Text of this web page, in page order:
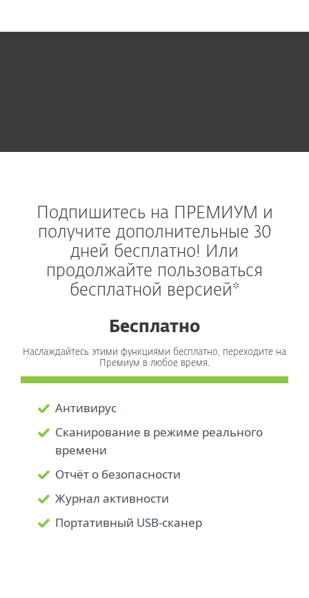
Подпишитесь на ПРЕМИУМ и
получите дополнительные 30
дней бесплатно! Или
продолжайте пользоваться
бесплатной версией*
Бесплатно
Наслаждайтесь этими функциями бесплатно, переходите на
Премиум в любое время.
Антивирус
Сканирование в режиме реального
времени
Отчёт о безопасности
Журнал активности
Портативный USB-сканер